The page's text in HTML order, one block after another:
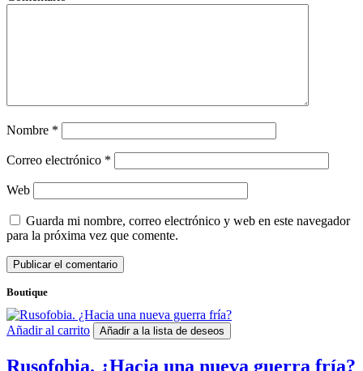
Nombre *
Correo electrónico *
Web
Guarda mi nombre, correo electrónico y web en este navegador
para la próxima vez que comente.
Boutique
Añadir al carrito Añadir a la lista de deseos
Rusofobia. ¿Hacia una nueva guerra fría?